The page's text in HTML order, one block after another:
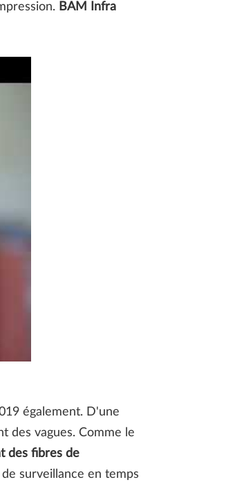
BAM Infra
également. D'une
des vagues. Comme le
des fibres de
surveillance en temps